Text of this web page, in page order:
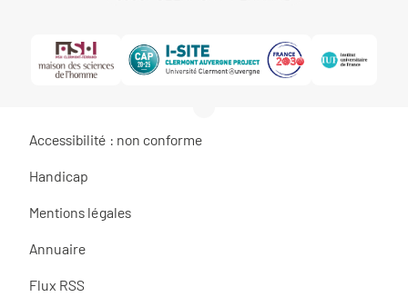
Accessibilité : non conforme
Handicap
Mentions légales
Annuaire
Flux RSS